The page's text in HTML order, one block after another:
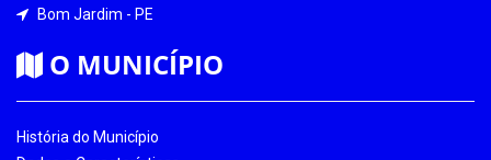
Bom Jardim - PE
O MUNICÍPIO
História do Município